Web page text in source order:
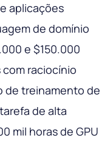
aplicações
de domínio
e $150.000
raciocínio
de treinamento de
de alta
mil horas de GPU